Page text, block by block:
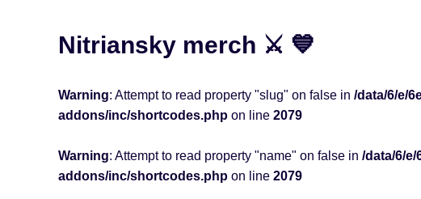
Nitriansky merch ⚔️ 💙
Warning: Attempt to read property "slug" on false in /data/6/e/
addons/inc/shortcodes.php on line 2079
Warning: Attempt to read property "name" on false in /data/6/
addons/inc/shortcodes.php on line 2079